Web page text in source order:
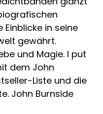
Einblicke in seine
gewährt.
und Magie. I put
dem John
Liste und die
John Burnside